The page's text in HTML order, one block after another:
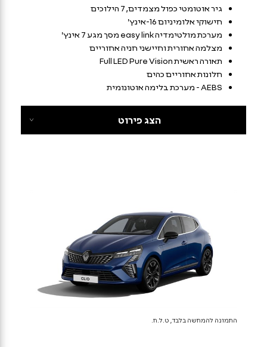
גיר אוטומטי כפול מצמדים, 7 הילוכים
חישוקי אלומיניום 16-אינץ'
מערכת מולטימדיה easy link מסך מגע 7 אינץ'
מצלמה אחורית וחיישני חניה אחוריים
תאורה ראשית Full LED Pure Vision
חלונות אחוריים כהים
AEBS - מערכת בלימה אוטונומית
הצג פירוט
התמונה להמחשה בלבד, ט.ל.ח.